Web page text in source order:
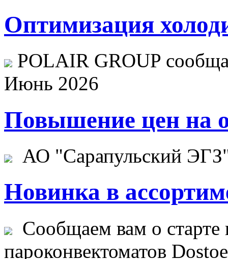
Оптимизация
POLAIR GROUP
Июнь 2026
Повышение цен на
АО "Сарапульский
Новинка в
Сообщаем вам о старте
пароконвектоматов